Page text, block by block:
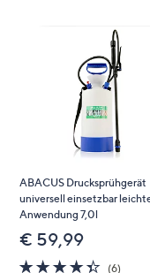
ABACUS Drucksprühgerät
universell einsetzbar
Anwendung 7,0l
€ 59,99
4.3
(6)